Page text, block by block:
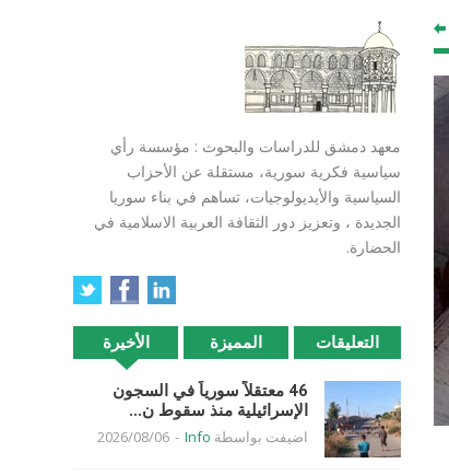
معهد دمشق للدراسات والبحوث : مؤسسة رأي
سياسية فكرية سورية، مستقلة عن الأحزاب
السياسية والأيديولوجيات، تساهم في بناء سوريا
الجديدة ، وتعزيز دور الثقافة العربية الاسلامية في
الحضارة.
الأخيرة المميزة التعليقات
46 معتقلاً سورياً في السجون
الإسرائيلية منذ سقوط ن...
اضيفت بواسطة Info
-
2026/08/06